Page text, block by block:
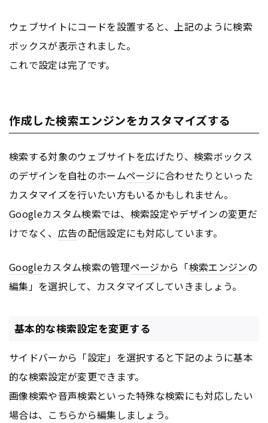
ウェブサイトにコードを設置すると、上記のように検索
ボックスが表示されました。
これで設定は完了です。
作成した検索エンジンをカスタマイズする
検索する対象のウェブサイトを広げたり、検索ボックス
のデザインを自社のホームページに合わせたりといった
カスタマイズを行いたい方もいるかもしれません。
Googleカスタム検索では、検索設定やデザインの変更だ
けでなく、 広告の配信設定にも対応しています。
Googleカスタム検索の管理ページから「検索エンジンの
編集」を選択して、カスタマイズしていきましょう。
基本的な検索設定を変更する
サイドバーから「設定」を選択すると下記のように基本
的な検索設定が変更できます。
画像検索や音声検索といった特殊な検索にも対応したい
場合は、こちらから編集しましょう。